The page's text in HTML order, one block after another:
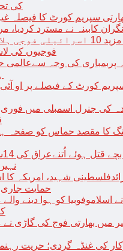
کی
سپریم کورٹ کا فیصلہ
نگران کابینہ نے مسترد
فوجیوں کی
پربمباری کی وجہ سےعالمی
کورٹ کے فیصلے پر او
کی جنرل اسمبلی میں
کا مقصد حماس کو صفحہ
حمایت جاری
نے اسلاموفوبیا کو ہوا دینے
میں بھارتی فوج کی گاڑی
کی غنڈہ گردی؛ حریت